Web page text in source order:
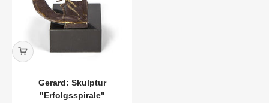
Gerard: Skulptur
"Erfolgsspirale"